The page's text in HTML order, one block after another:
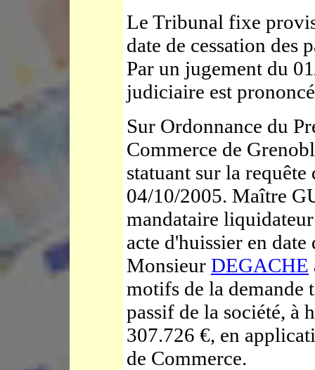
Le Tribunal fixe
date de cessation des
Par un jugement du
judiciaire est
Sur Ordonnance du
Commerce de
statuant sur la
04/10/2005. Maître
mandataire
acte d'huissier en
Monsieur DEGACHE
motifs de la demande
passif de la société, à
307.726 €, en
de Commerce.